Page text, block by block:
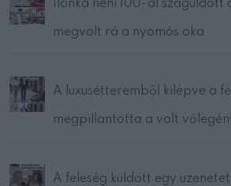
Ilonka néni 100-al száguldott
megvolt rá a nyomós oka
A luxusétteremből kilépve a
megpillantotta a volt
A feleség küldött egy